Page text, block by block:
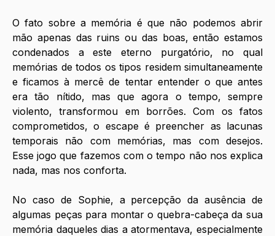
O fato sobre a memória é que não podemos abrir
mão apenas das ruins ou das boas, então estamos
condenados a este eterno purgatório, no qual
memórias de todos os tipos residem simultaneamente
e ficamos à mercê de tentar entender o que antes
era tão nítido, mas que agora o tempo, sempre
violento, transformou em borrões. Com os fatos
comprometidos, o escape é preencher as lacunas
temporais não com memórias, mas com desejos.
Esse jogo que fazemos com o tempo não nos explica
nada, mas nos conforta.
No caso de Sophie, a percepção da ausência de
algumas peças para montar o quebra-cabeça da sua
memória daqueles dias a atormentava, especialmente